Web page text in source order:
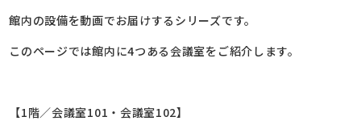
館内の設備を動画でお届けするシリーズです。
このページでは館内に4つある会議室をご紹介します。
【1階／会議室101・会議室102】